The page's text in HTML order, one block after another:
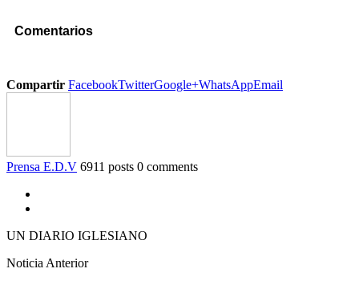
Comentarios
Compartir FacebookTwitterGoogle+WhatsAppEmail
Prensa E.D.V 6911 posts 0 comments
UN DIARIO IGLESIANO
Noticia Anterior